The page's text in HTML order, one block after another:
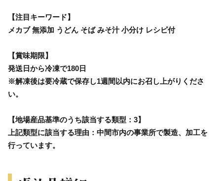
【注目キーワード】
メカブ 無添加 うどん そば みそ汁 小分け レシピ付
【賞味期限】
発送日から冷凍で180日
※解凍後は要冷蔵で保存し1週間以内にお召し上がりくださ
い。
【地場産品基準のうち該当する類型：3】
上記類型に該当する理由：中間市内の事業所で製造、加工を
行っています。